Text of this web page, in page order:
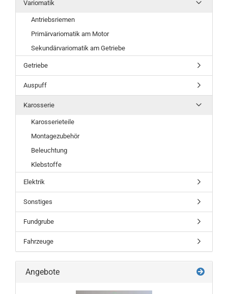
Variomatik
Antriebsriemen
Primärvariomatik am Motor
Sekundärvariomatik am Getriebe
Getriebe
Auspuff
Karosserie
Karosserieteile
Montagezubehör
Beleuchtung
Klebstoffe
Elektrik
Sonstiges
Fundgrube
Fahrzeuge
Angebote